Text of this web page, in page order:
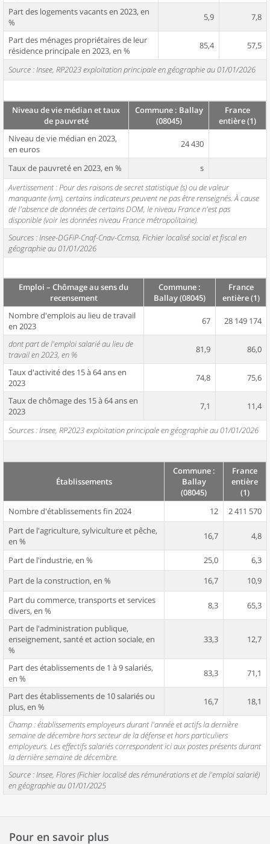
Part des logements vacants en 2023, en
%
5,9 7,8
Part des ménages propriétaires de leur
résidence principale en 2023, en %
85,4 57,5
Source : Insee, RP2023 exploitation principale en géographie au 01/01/2026
Niveau de vie médian et taux
de pauvreté
Commune : Ballay
(08045)
France
entière (1)
Niveau de vie médian en 2023,
en euros
24 430
Taux de pauvreté en 2023, en %
s
Avertissement : Pour des raisons de secret statistique (s) ou de valeur
manquante (vm), certains indicateurs peuvent ne pas être renseignés. À cause
de l'absence de données de certains DOM, le niveau France n'est pas
disponible (voir les données niveau France métropolitaine).
Sources : Insee-DGFiP-Cnaf-Cnav-Ccmsa, Fichier localisé social et fiscal en
géographie au 01/01/2026
Emploi – Chômage au sens du
recensement
Commune :
Ballay (08045)
France
entière (1)
Nombre d'emplois au lieu de travail
en 2023
67 28 149 174
dont part de l'emploi salarié au lieu de
travail en 2023, en %
81,9 86,0
Taux d'activité des 15 à 64 ans en
2023
74,8 75,6
Taux de chômage des 15 à 64 ans en
2023
7,1 11,4
Sources : Insee, RP2023 exploitation principale en géographie au 01/01/2026
Établissements
Commune :
Ballay
(08045)
France
entière
(1)
Nombre d'établissements fin 2024
12
2 411 570
Part de l'agriculture, sylviculture et pêche,
en %
16,7 4,8
Part de l'industrie, en % 25,0
6,3
Part de la construction, en %
16,7
10,9
Part du commerce, transports et services
divers, en %
8,3 65,3
Part de l'administration publique,
enseignement, santé et action sociale, en
%
33,3 12,7
Part des établissements de 1 à 9 salariés,
en %
83,3 71,1
Part des établissements de 10 salariés ou
plus, en %
16,7 18,1
Champ : établissements employeurs durant l'année et actifs la dernière
semaine de décembre hors secteur de la défense et hors particuliers
employeurs. Les effectifs salariés correspondent ici aux postes présents durant
la dernière semaine de décembre.
Source : Insee, Flores (Fichier localisé des rémunérations et de l'emploi salarié)
en géographie au 01/01/2025
Pour en savoir plus